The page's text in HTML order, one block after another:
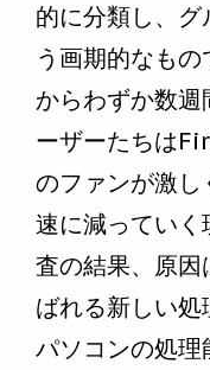
的に分類し、
う画期的なも
からわずか数
ーザーたちは
のファンが激
速に減ってい
査の結果、原
ばれる新しい
パソコンの処理